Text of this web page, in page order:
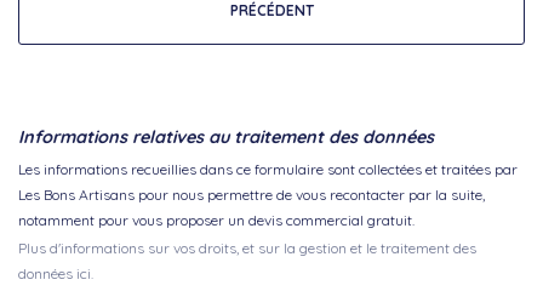
PRÉCÉDENT
Informations relatives au traitement des données
Les informations recueillies dans ce formulaire sont collectées et traitées par
Les Bons Artisans pour nous permettre de vous recontacter par la suite,
notamment pour vous proposer un devis commercial gratuit.
Plus d'informations sur vos droits, et sur la gestion et le traitement des
données ici.